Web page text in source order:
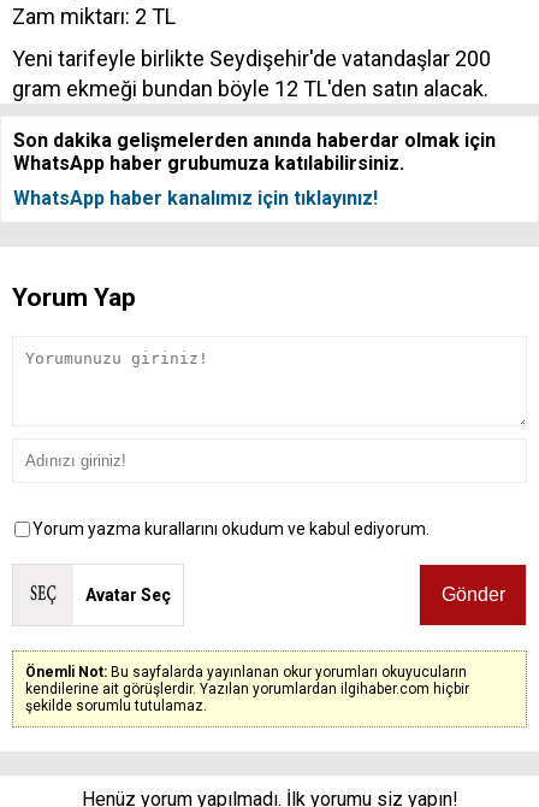
Zam miktarı: 2 TL
Yeni tarifeyle birlikte Seydişehir'de vatandaşlar 200
gram ekmeği bundan böyle 12 TL'den satın alacak.
Son dakika gelişmelerden anında haberdar olmak için
WhatsApp haber grubumuza katılabilirsiniz.
WhatsApp haber kanalımız için tıklayınız!
Yorum Yap
Yorum yazma kurallarını okudum ve kabul ediyorum.
Avatar Seç
Önemli Not: Bu sayfalarda yayınlanan okur yorumları okuyucuların
kendilerine ait görüşlerdir. Yazılan yorumlardan ilgihaber.com hiçbir
şekilde sorumlu tutulamaz.
Henüz yorum yapılmadı. İlk yorumu siz yapın!